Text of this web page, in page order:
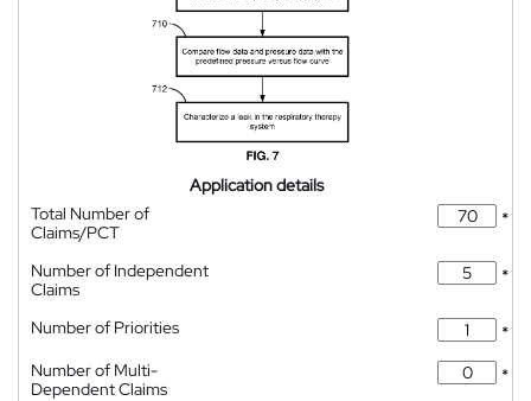
Application details
Total Number of
Claims/PCT
*
Number of Independent
Claims
*
Number of Priorities
*
Number of Multi-
Dependent Claims
*